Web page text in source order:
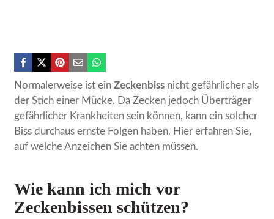
Normalerweise ist einZeckenbiss nicht gefährlicher als
der Stich einer Mücke. Da Zecken jedoch Überträger
gefährlicher Krankheiten sein können, kann ein solcher
Biss durchaus ernste Folgen haben. Hier erfahren Sie,
auf welche Anzeichen Sie achten müssen.
Wie kann ich mich vor
Zeckenbissen schützen?